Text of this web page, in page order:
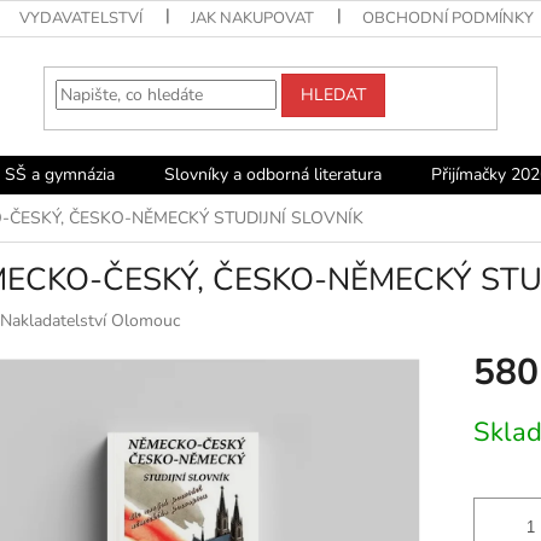
VYDAVATELSTVÍ JAK NAKUPOVAT OBCHODNÍ PODMÍNKY
HLEDAT
a gymnázia Slovníky a odborná literatura Přijímačky
ČESKÝ, ČESKO-NĚMECKÝ STUDIJNÍ SLOVNÍK
ČESKÝ, ČESKO-NĚMECKÝ
Nakladatelství Olomouc
cena: